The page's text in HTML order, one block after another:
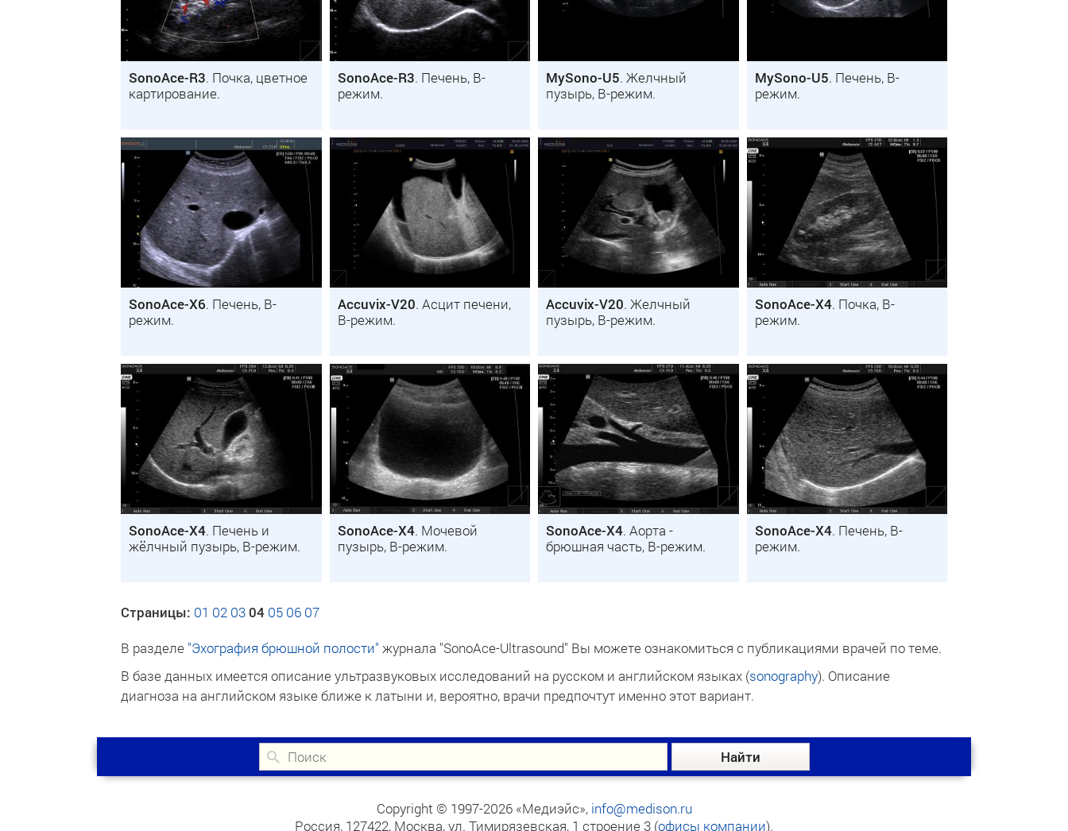
SonoAce-R3. Почка, цветное
картирование.
SonoAce-R3. Печень, B-
режим.
MySono-U5. Желчный
пузырь, B-режим.
MySono-U5. Печень, B-
режим.
SonoAce-X6. Печень, B-
режим.
Accuvix-V20. Асцит печени,
B-режим.
Accuvix-V20. Желчный
пузырь, B-режим.
SonoAce-X4. Почка, B-
режим.
SonoAce-X4. Печень и
жёлчный пузырь, B-режим.
SonoAce-X4. Мочевой
пузырь, B-режим.
SonoAce-X4. Аорта -
брюшная часть, B-режим.
SonoAce-X4. Печень, B-
режим.
Страницы: 01 02 0304 05 06 07
В разделе "Эхография брюшной полости" журнала "SonoAce-Ultrasound" Вы можете ознакомиться с публикациями врачей по теме.
В базе данных имеется описание ультразвуковых исследований на русском и английском языках (sonography). Описание
диагноза на английском языке ближе к латыни и, вероятно, врачи предпочтут именно этот вариант.
Copyright © 1997-2026 «Медиэйс», info@medison.ru
Россия, 127422, Москва, ул. Тимирязевская, 1 строение 3 (офисы компании).